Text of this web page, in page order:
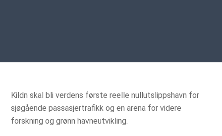
Kildn skal bli verdens første reelle nullutslippshavn for
sjøgående passasjertrafikk og en arena for videre
forskning og grønn havneutvikling.